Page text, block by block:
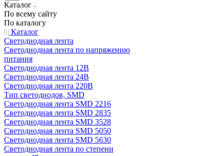
Каталог
По всему сайту
По каталогу
Каталог
Светодиодная лента
Светодиодная лента по напряжению
питания
Светодиодная лента 12В
Светодиодная лента 24В
Светодиодная лента 220В
Тип светодиодов, SMD
Cветодиодная лента SMD 2216
Светодиодная лента SMD 2835
Светодиодная лента SMD 3528
Светодиодная лента SMD 5050
Светодиодная лента SMD 5630
Светодиодная лента по степени